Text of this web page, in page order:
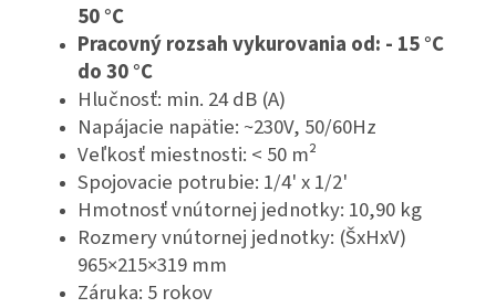
50 °C
Pracovný rozsah vykurovania od: - 15 °C
do 30 °C
Hlučnosť: min. 24 dB (A)
Napájacie napätie: ~230V, 50/60Hz
Veľkosť miestnosti: < 50 m²
Spojovacie potrubie: 1/4' x 1/2'
Hmotnosť vnútornej jednotky: 10,90 kg
Rozmery vnútornej jednotky: (ŠxHxV)
965×215×319 mm
Záruka: 5 rokov